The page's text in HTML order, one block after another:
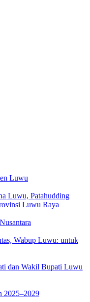
Luwu
Luwu, Patahudding
Luwu Raya
Wabup Luwu: untuk
dan Wakil Bupati Luwu
2025–2029